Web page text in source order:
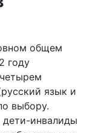
общем
году
язык и
выбору.
инвалиды